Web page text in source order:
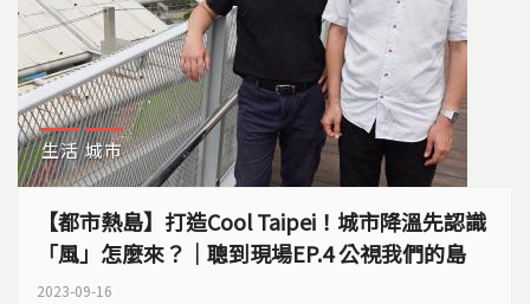
生活 城市
【都市熱島】打造Cool Taipei！城市降溫先認識
「風」怎麼來？｜聰到現場EP.4 公視我們的島
2023-09-16